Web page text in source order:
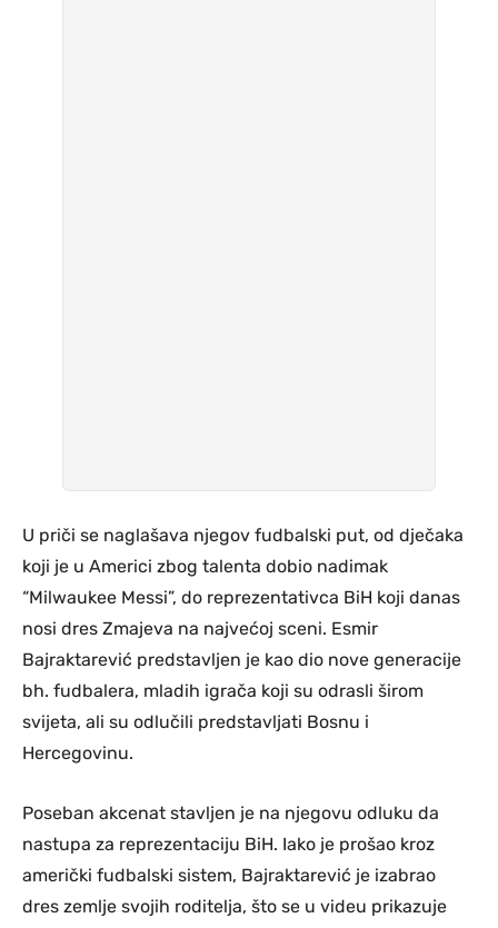
U priči se naglašava njegov fudbalski put, od dječaka
koji je u Americi zbog talenta dobio nadimak
“Milwaukee Messi”, do reprezentativca BiH koji danas
nosi dres Zmajeva na najvećoj sceni. Esmir
Bajraktarević predstavljen je kao dio nove generacije
bh. fudbalera, mladih igrača koji su odrasli širom
svijeta, ali su odlučili predstavljati Bosnu i
Hercegovinu.
Poseban akcenat stavljen je na njegovu odluku da
nastupa za reprezentaciju BiH. Iako je prošao kroz
američki fudbalski sistem, Bajraktarević je izabrao
dres zemlje svojih roditelja, što se u videu prikazuje